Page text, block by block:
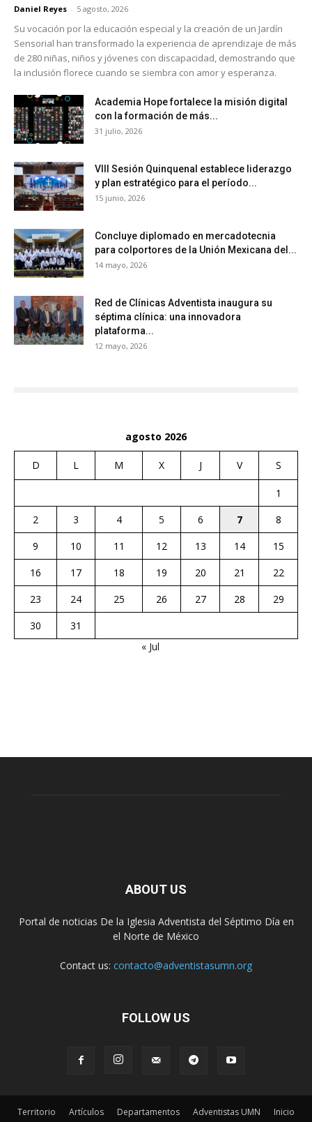
Daniel Reyes - 5 agosto, 2026
Su vocación por la educación especial y la creación de un Jardín
Sensorial han transformado la experiencia de aprendizaje de más
de 280 niñas, niños y jóvenes con discapacidad, demostrando que
la inclusión florece cuando se siembra con amor y esperanza.
Academia Hope fortalece la misión digital
con la formación de más...
31 julio, 2026
VIII Sesión Quinquenal establece liderazgo
y plan estratégico para el período...
15 junio, 2026
Concluye diplomado en mercadotecnia
para colportores de la Unión Mexicana del...
14 mayo, 2026
Red de Clínicas Adventista inaugura su
séptima clínica: una innovadora
plataforma...
12 mayo, 2026
agosto 2026
D L M X J V S
1
2
3 4 5 6 7
8
9
10 11 12 13 14
15
16
17 18 19 20 21
22
23
24 25 26 27 28
29
30
31
« Jul
ABOUT US
Portal de noticias De la Iglesia Adventista del Séptimo Día en
el Norte de México
Contact us: contacto@adventistasumn.org
FOLLOW US
Territorio Artículos Departamentos Adventistas UMN Inicio